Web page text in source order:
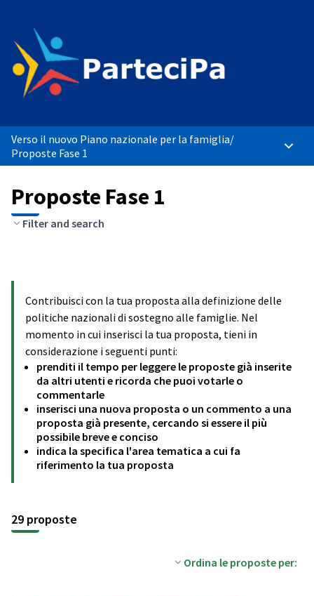
Verso il nuovo Piano nazionale per la famiglia/
Proposte Fase 1
Proposte Fase 1
Filter and search
Contribuisci con la tua proposta alla definizione delle
politiche nazionali di sostegno alle famiglie. Nel
momento in cui inserisci la tua proposta, tieni in
considerazione i seguenti punti:
prenditi il tempo per leggere le proposte già inserite
da altri utenti e ricorda che puoi votarle o
commentarle
inserisci una nuova proposta o un commento a una
proposta già presente, cercando si essere il più
possibile breve e conciso
indica la specifica l'area tematica a cui fa
riferimento la tua proposta
29 proposte
Ordina le proposte per: